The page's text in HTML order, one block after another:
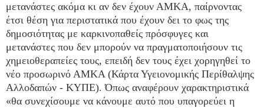
μετανάστες ακόμα κι αν δεν έχουν ΑΜΚΑ, παίρνοντας
έτσι θέση για περιστατικά που έχουν δει το φως της
δημοσιότητας με καρκινοπαθείς πρόσφυγες και
μετανάστες που δεν μπορούν να πραγματοποιήσουν τις
χημειοθεραπείες τους, επειδή δεν τους έχει χορηγηθεί το
νέο προσωρινό ΑΜΚΑ (Κάρτα Υγειονομικής Περίθαλψης
Αλλοδαπών - ΚΥΠΕ). Όπως αναφέρουν χαρακτηριστικά
«θα συνεχίσουμε να κάνουμε αυτό που υπαγορεύει η